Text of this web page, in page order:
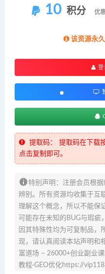
10 积分 优
该资源永
登
提取码：
提取码在下载
点击复制即可。
特别声明：注册会员根
辨别。所有资源均收集于互
理解这个概念，所以不能保
可能存在未知的BUG与瑕疵
因其特殊性均为可复制品，
现，请认真阅读本站声明和
富道场 – 26000+创业副业
教程·GEO优化https://